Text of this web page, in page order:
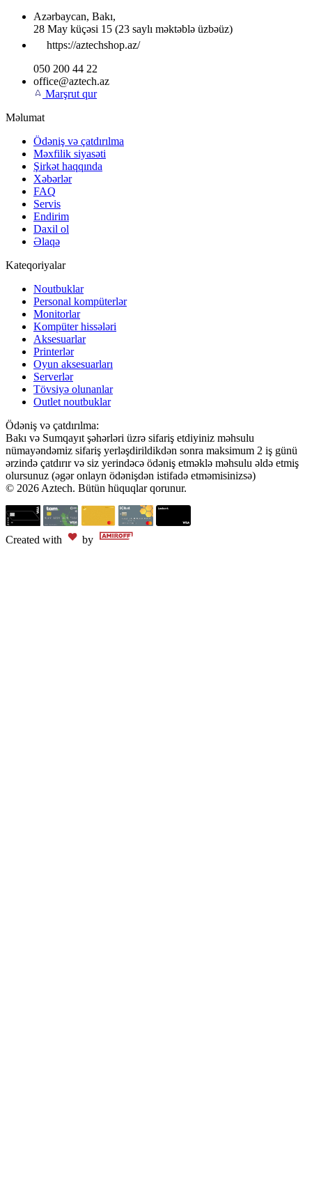
Azərbaycan, Bakı,
28 May küçəsi 15 (23 saylı məktəblə üzbəüz)
https://aztechshop.az/
050 200 44 22
office@aztech.az
Marşrut qur
Məlumat
Ödəniş və çatdırılma
Məxfilik siyasəti
Şirkət haqqında
Xəbərlər
FAQ
Servis
Endirim
Daxil ol
Əlaqə
Kateqoriyalar
Noutbuklar
Personal kompüterlər
Monitorlar
Kompüter hissələri
Aksesuarlar
Printerlər
Oyun aksesuarları
Serverlər
Tövsiyə olunanlar
Outlet noutbuklar
Ödəniş və çatdırılma:
Bakı və Sumqayıt şəhərləri üzrə sifariş etdiyiniz məhsulu
nümayəndəmiz sifariş yerləşdirildikdən sonra maksimum 2 iş günü
ərzində çatdırır və siz yerindəcə ödəniş etməklə məhsulu əldə etmiş
olursunuz (əgər onlayn ödənişdən istifadə etməmisinizsə)
© 2026 Aztech. Bütün hüquqlar qorunur.
Created with by